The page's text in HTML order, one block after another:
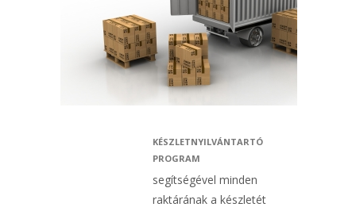
KÉSZLETNYILVÁNTARTÓ
PROGRAM
segítségével minden
raktárának a készletét